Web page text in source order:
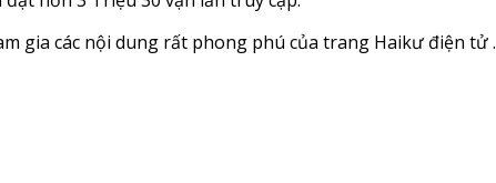
gia các nội dung rất phong phú của trang Haikư điện tử .